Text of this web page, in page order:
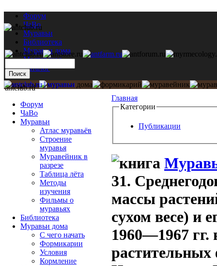
Форум
ЧаВо
Муравьи
Библиотека
Муравьи дома
Мастерская
Каталог
Главная
Категории
Публикации
31.
массы
сухом весе) и
1960—1967 гг.
antclub.ru
Форум
ЧаВо
Муравьи
Атлас муравьёв
Строение
муравья
Муравейник в
разрезе
Таблица лёта
Методы
изучения
Фильмы о
муравьях
Библиотека
Муравьи дома
С чего начать
Формикарии
Условия
Кормление